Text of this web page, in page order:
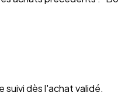
dès l'achat validé.